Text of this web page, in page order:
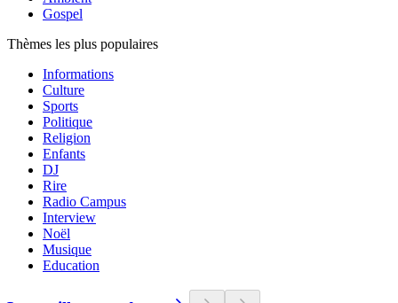
Gospel
Thèmes les plus populaires
Informations
Culture
Sports
Politique
Religion
Enfants
DJ
Rire
Radio Campus
Interview
Noël
Musique
Education